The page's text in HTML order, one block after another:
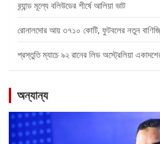
ব্র্যান্ড মূল্যে বলিউডের শীর্ষে আলিয়া ভাট
রোনালদোর আয় ৩৭১০ কোটি, ফুটবলের নতুন
প্রস্তুতি ম্যাচে ৯২ রানের লিড অস্ট্রেলিয়া
অন্যান্য